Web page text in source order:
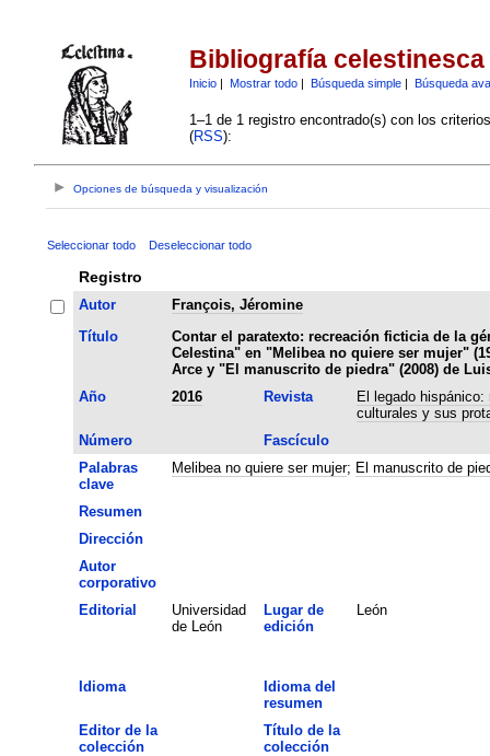
Bibliografía celestinesca
Inicio| Mostrar todo| Búsqueda simple| Búsqueda
1–1 de 1 registro encontrado(s) con los
(RSS):
Opciones de búsqueda y visualización
Seleccionar todo Deseleccionar todo
Registro
Autor
François, Jéromine
Título
Contar el paratexto: recreación ficticia de la
Celestina" en "Melibea no quiere ser mujer"
Arce y "El manuscrito de piedra" (2008) de
Año
2016 Revista
El legado
culturales y sus
Número
Fascículo
Palabras
clave
Melibea no quiere ser mujer; El manuscrito de
Resumen
Dirección
Autor
corporativo
Editorial
Universidad
de León
Lugar de
edición
León
Idioma
Idioma del
resumen
Editor de la
colección
Título de la
colección